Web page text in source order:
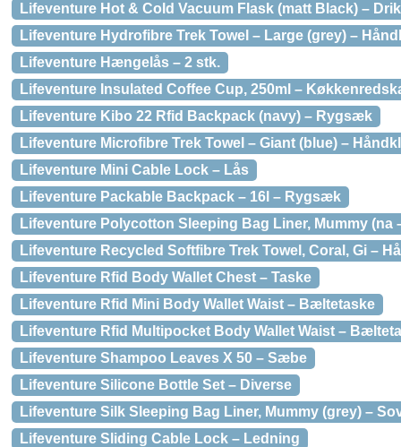
Lifeventure Hot & Cold Vacuum Flask (matt Black) –
Lifeventure Hydrofibre Trek Towel – Large (grey) –
Lifeventure Hængelås – 2 stk.
Lifeventure Insulated Coffee Cup, 250ml –
Lifeventure Kibo 22 Rfid Backpack (navy) – Rygsæk
Lifeventure Microfibre Trek Towel – Giant (blue) –
Lifeventure Mini Cable Lock – Lås
Lifeventure Packable Backpack – 16l – Rygsæk
Lifeventure Polycotton Sleeping Bag Liner, Mummy (na
Lifeventure Recycled Softfibre Trek Towel, Coral, Gi –
Lifeventure Rfid Body Wallet Chest – Taske
Lifeventure Rfid Mini Body Wallet Waist – Bæltetaske
Lifeventure Rfid Multipocket Body Wallet Waist –
Lifeventure Shampoo Leaves X 50 – Sæbe
Lifeventure Silicone Bottle Set – Diverse
Lifeventure Silk Sleeping Bag Liner, Mummy (grey) –
Lifeventure Sliding Cable Lock – Ledning